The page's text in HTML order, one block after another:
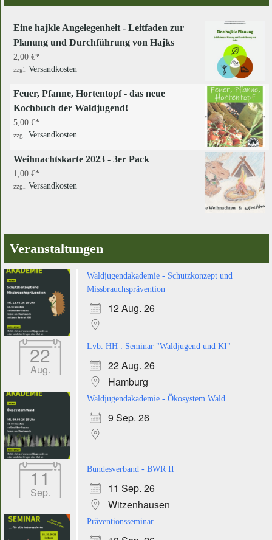
Eine hajkle Angelegenheit - Leitfaden zur
Planung und Durchführung von Hajks
2,00 €
zzgl. Versandkosten
Feuer, Pfanne, Hortentopf - das neue
Kochbuch der Waldjugend!
5,00 €
zzgl. Versandkosten
Weihnachtskarte 2023 - 3er Pack
1,00 €
zzgl. Versandkosten
Veranstaltungen
Waldjugendakademie - Schutzkonzept und
Missbrauchsprävention
12 Aug. 26
22
Aug.
Lvb. HH : Seminar "Waldjugend und KI"
22 Aug. 26
Hamburg
Waldjugendakademie - Ökosystem Wald
9 Sep. 26
11
Sep.
Bundesverband - BWR II
11 Sep. 26
Witzenhausen
Präventionsseminar